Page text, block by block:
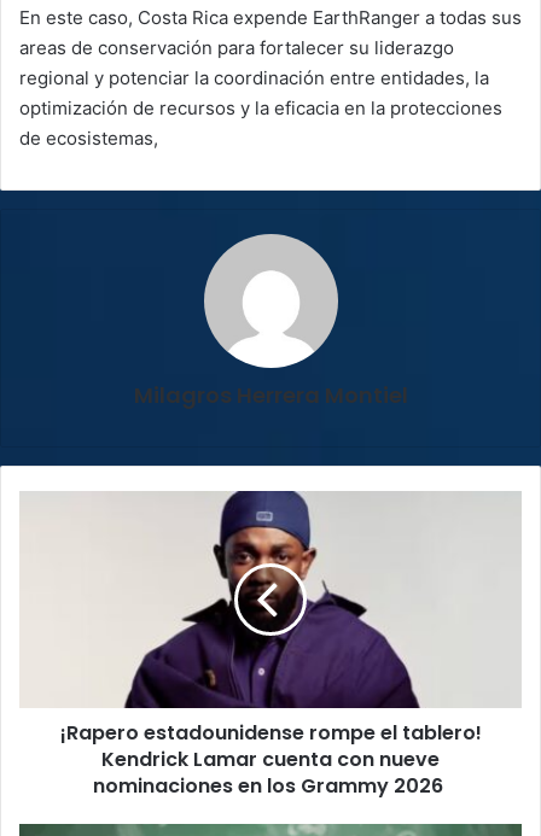
En este caso, Costa Rica expende EarthRanger a todas sus
areas de conservación para fortalecer su liderazgo
regional y potenciar la coordinación entre entidades, la
optimización de recursos y la eficacia en la protecciones
de ecosistemas,
Milagros Herrera Montiel
con
nueve
nominaciones
¡Rapero estadounidense rompe el tablero!
Kendrick Lamar cuenta con nueve
nominaciones en los Grammy 2026